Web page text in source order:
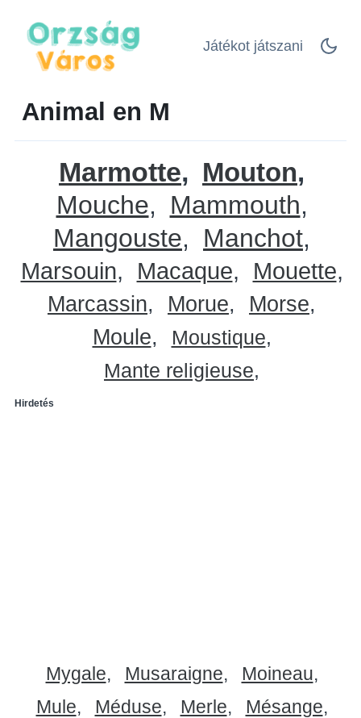
Játékot játszani
Animal en M
Marmotte Mouton
Mouche
Mammouth
Mangouste
Manchot
Marsouin Macaque Mouette
Marcassin Morue
Morse
Moule
Moustique
Mante religieuse
Hirdetés
Mygale Musaraigne
Moineau
Mule
Méduse Merle Mésange